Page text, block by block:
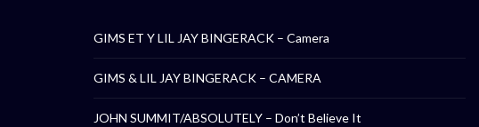
GIMS ET Y LIL JAY BINGERACK – Camera
GIMS & LIL JAY BINGERACK – CAMERA
JOHN SUMMIT/ABSOLUTELY – Don’t Believe It